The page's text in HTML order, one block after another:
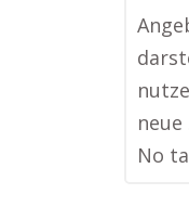
No